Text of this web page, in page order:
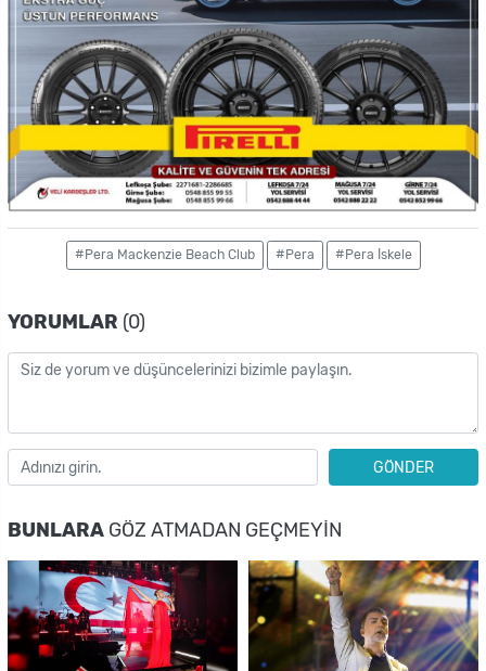
#Pera Mackenzie Beach Club #Pera #Pera İskele
YORUMLAR (0)
GÖNDER
BUNLARA GÖZ ATMADAN GEÇMEYIN